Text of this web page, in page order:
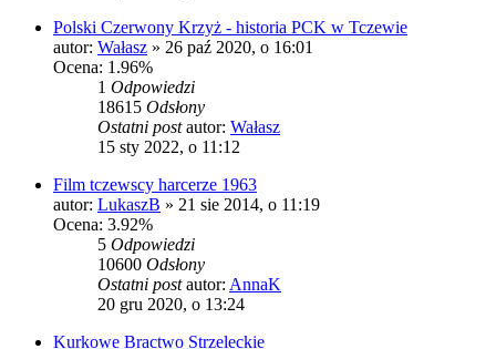
Polski Czerwony Krzyż - historia PCK w Tczewie
autor: Wałasz » 26 paź 2020, o 16:01
Ocena: 1.96%
1 Odpowiedzi
18615 Odsłony
Ostatni postautor: Wałasz
15 sty 2022, o 11:12
Film tczewscy harcerze 1963
autor: LukaszB » 21 sie 2014, o 11:19
Ocena: 3.92%
5 Odpowiedzi
10600 Odsłony
Ostatni postautor: AnnaK
20 gru 2020, o 13:24
Kurkowe Bractwo Strzeleckie